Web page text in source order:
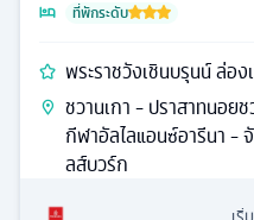
ที่พักระดับ
พระราชวังเชินบรุนน์ ล่อ
ชวานเกา - ปราสาทนอย
กีฬาอัลไลแอนซ์อารีนา -
ลส์บวร์ก